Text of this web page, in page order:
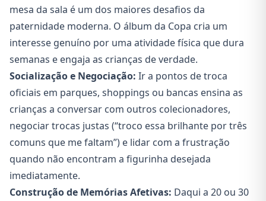
mesa da sala é um dos maiores desafios da
paternidade moderna. O álbum da Copa cria um
interesse genuíno por uma atividade física que dura
semanas e engaja as crianças de verdade.
Socialização e Negociação: Ir a pontos de troca
oficiais em parques, shoppings ou bancas ensina as
crianças a conversar com outros colecionadores,
negociar trocas justas (“troco essa brilhante por três
comuns que me faltam”) e lidar com a frustração
quando não encontram a figurinha desejada
imediatamente.
Construção de Memórias Afetivas: Daqui a 20 ou 30